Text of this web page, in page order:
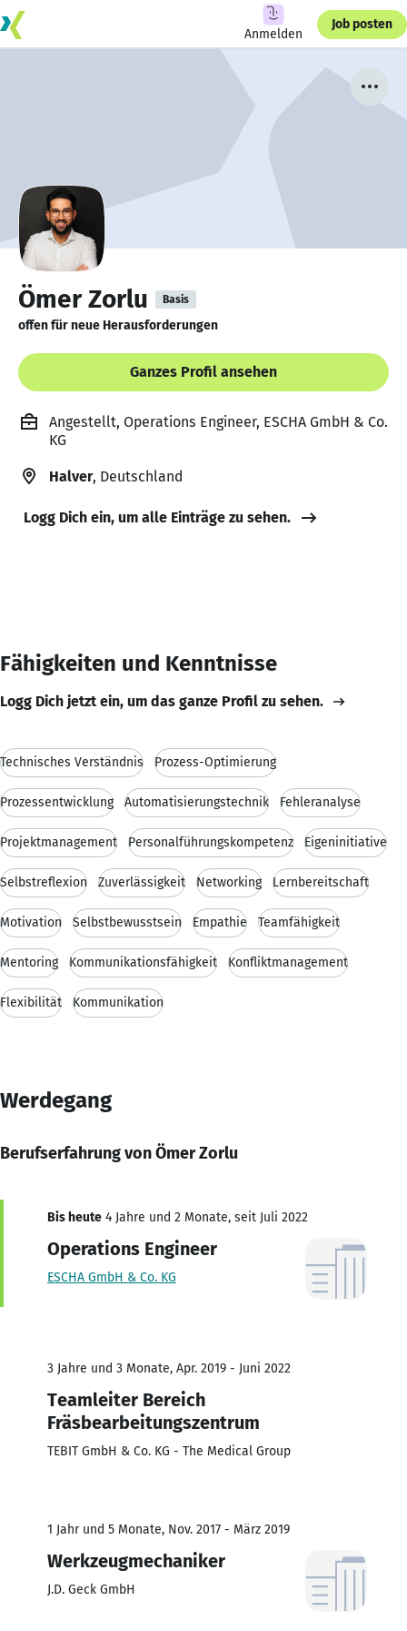
Anmelden
Job posten
Ömer Zorlu Basis
offen für neue Herausforderungen
Ganzes Profil ansehen
Angestellt, Operations Engineer, ESCHA GmbH & Co.
KG
Halver, Deutschland
Logg Dich ein, um alle Einträge zu sehen.
Fähigkeiten und Kenntnisse
Logg Dich jetzt ein, um das ganze Profil zu sehen.
Technisches Verständnis Prozess-Optimierung
Prozessentwicklung Automatisierungstechnik Fehleranalyse
Projektmanagement Personalführungskompetenz Eigeninitiative
Selbstreflexion Zuverlässigkeit Networking Lernbereitschaft
Motivation Selbstbewusstsein Empathie Teamfähigkeit
Mentoring Kommunikationsfähigkeit Konfliktmanagement
Flexibilität Kommunikation
Werdegang
Berufserfahrung von Ömer Zorlu
Bis heute 4 Jahre und 2 Monate, seit Juli 2022
Operations Engineer
ESCHA GmbH & Co. KG
3 Jahre und 3 Monate, Apr. 2019 - Juni 2022
Teamleiter Bereich
Fräsbearbeitungszentrum
TEBIT GmbH & Co. KG - The Medical Group
1 Jahr und 5 Monate, Nov. 2017 - März 2019
Werkzeugmechaniker
J.D. Geck GmbH